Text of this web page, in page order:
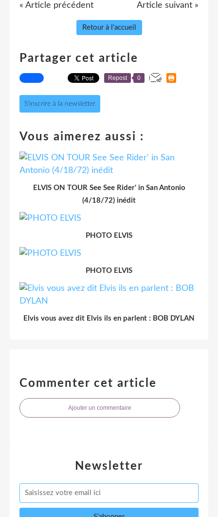
« Article précédent Article suivant »
Retour à l'accueil
Partager cet article
Repost 0
S'inscrire à la newsletter
Vous aimerez aussi :
ELVIS ON TOUR See See Rider' in San Antonio
(4/18/72) inédit
PHOTO ELVIS
PHOTO ELVIS
Elvis vous avez dit Elvis ils en parlent : BOB DYLAN
Commenter cet article
Ajouter un commentaire
Newsletter